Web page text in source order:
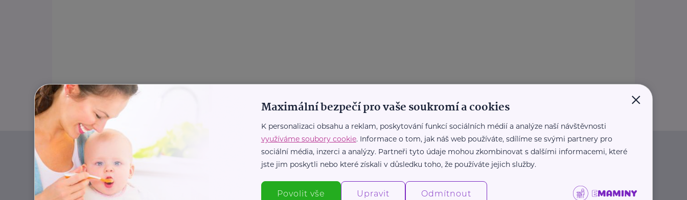
Newsletter
×
Maximální bezpečí pro vaše soukromí a cookies
K personalizaci obsahu a reklam, poskytování funkcí sociálních médií a analýze naší návštěvnosti
využíváme soubory cookie. Informace o tom, jak náš web používáte, sdílíme se svými partnery pro
sociální média, inzerci a analýzy. Partneři tyto údaje mohou zkombinovat s dalšími informacemi, které
jste jim poskytli nebo které získali v důsledku toho, že používáte jejich služby.
Povolit vše Upravit Odmítnout